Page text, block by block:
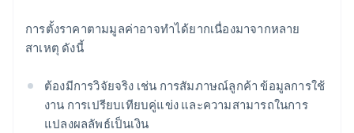
การตั้งราคาตามมูลค่าอาจทำได้ยากเนื่องมาจากหลาย
สาเหตุ ดังนี้
ต้องมีการวิจัยจริง เช่น การสัมภาษณ์ลูกค้า ข้อมูลการใช้
งาน การเปรียบเทียบคู่แข่ง และความสามารถในการ
แปลงผลลัพธ์เป็นเงิน